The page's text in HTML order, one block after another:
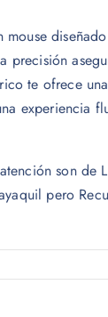
te ofrece
son
pero